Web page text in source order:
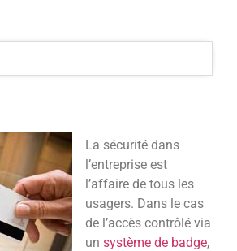
La sécurité dans
l’entreprise est
l’affaire de tous les
usagers. Dans le cas
de l’accès contrôlé via
un système de badge,